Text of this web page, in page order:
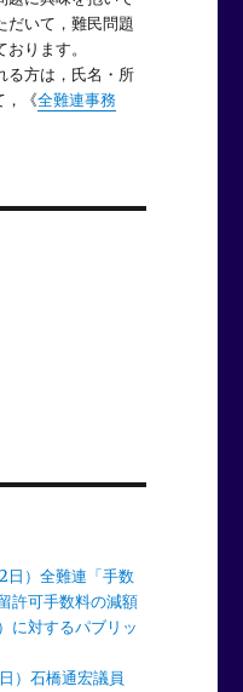
だいて，難民問題
ります。
る方は，氏名・所
，《全難連事務
）全難連「手数
許可手数料の減額
に対するパブリッ
）石橋通宏議員